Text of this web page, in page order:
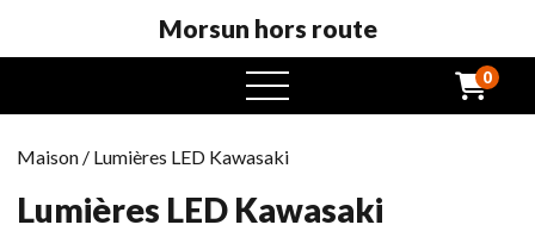
Morsun hors route
ouvrir 0
Maison / Lumières LED Kawasaki
Lumières LED Kawasaki